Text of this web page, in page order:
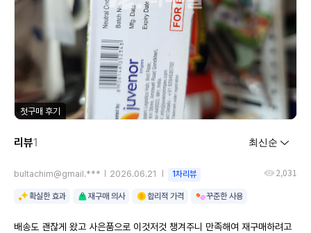
첫구매 후기
리뷰1
bultachim@gmail.*** 2026.06.21 1차리뷰 2,031
확실한 효과 재구매 의사 합리적 가격 꾸준한 사용
배송도 괜찮게 왔고 사은품으로 이것저것 챙겨주니 만족해여 재구매하려고